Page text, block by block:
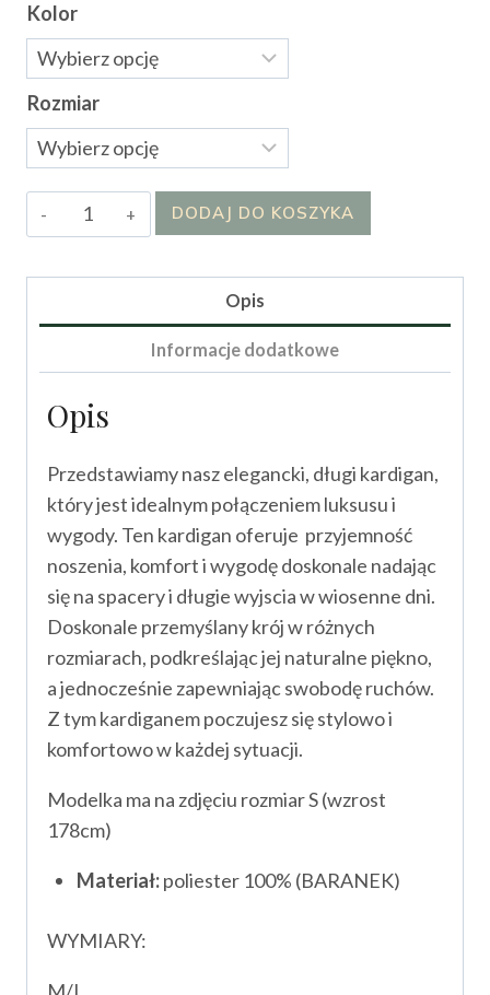
Kolor
Rozmiar
ilość
Płaszcz/Kardigan
DODAJ DO KOSZYKA
Opis
Informacje dodatkowe
Opis
Przedstawiamy nasz elegancki, długi kardigan,
który jest idealnym połączeniem luksusu i
wygody. Ten kardigan oferuje przyjemność
noszenia, komfort i wygodę doskonale nadając
się na spacery i długie wyjscia w wiosenne dni.
Doskonale przemyślany krój w różnych
rozmiarach, podkreślając jej naturalne piękno,
a jednocześnie zapewniając swobodę ruchów.
Z tym kardiganem poczujesz się stylowo i
komfortowo w każdej sytuacji.
Modelka ma na zdjęciu rozmiar S (wzrost
178cm)
Materiał:poliester 100% (BARANEK)
WYMIARY: